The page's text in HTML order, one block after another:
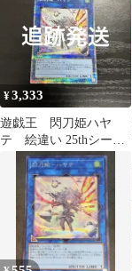
¥3,333
遊戯王 閃刀姫ハヤ
テ 絵違い 25thシーク
レットレア1枚